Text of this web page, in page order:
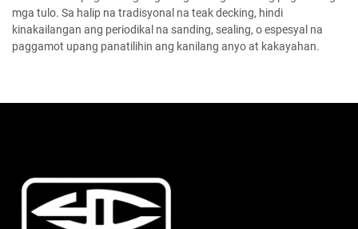
mga tulo. Sa halip na tradisyonal na teak decking, hindi
kinakailangan ang periodikal na sanding, sealing, o espesyal na
paggamot upang panatilihin ang kanilang anyo at kakayahan.